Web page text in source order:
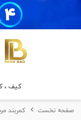
کیف ،
صفحه نخست کمربند